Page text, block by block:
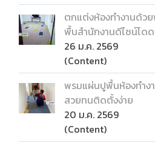
ตกแต่งห้องทำงานด้
พื้นสำนักงานดีไซน์โด
26 ม.ค. 2569
(Content)
พรมแผ่นปูพื้นห้องทำง
สวยทนติดตั้งง่าย
20 ม.ค. 2569
(Content)